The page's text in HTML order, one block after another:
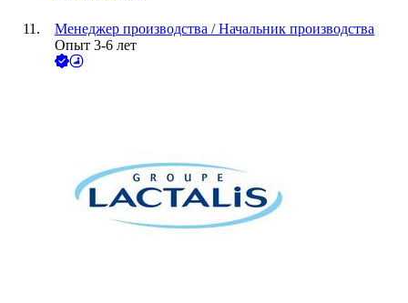
Менеджер производства / Начальник производства
Опыт 3-6 лет